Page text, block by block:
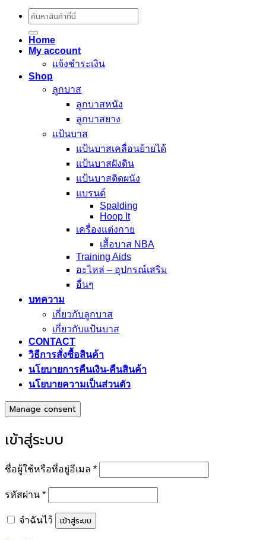
ค้นหา:
Home
My account
แจ้งชำระเงิน
Shop
ลูกบาส
ลูกบาสหนัง
ลูกบาสยาง
แป้นบาส
แป้นบาสเคลื่อนย้ายได้
แป้นบาสฝังดิน
แป้นบาสติดผนัง
แบรนด์
Spalding
Hoop It
เครื่องแต่งกาย
เสื้อบาส NBA
Training Aids
อะไหล่ – อุปกรณ์เสริม
อื่นๆ
บทความ
เกี่ยวกับลูกบาส
เกี่ยวกับแป้นบาส
CONTACT
วิธีการสั่งซื้อสินค้า
นโยบายการคืนเงิน-คืนสินค้า
นโยบายความเป็นส่วนตัว
Manage consent
เข้าสู่ระบบ
ชื่อผู้ใช้หรือที่อยู่อีเมล *ต้องการ
รหัสผ่าน *ต้องการ
จำฉันไว้ เข้าสู่ระบบ